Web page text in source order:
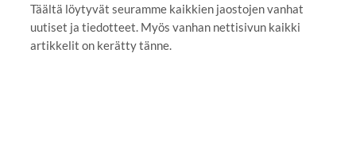
Täältä löytyvät seuramme kaikkien jaostojen vanhat
uutiset ja tiedotteet. Myös vanhan nettisivun kaikki
artikkelit on kerätty tänne.